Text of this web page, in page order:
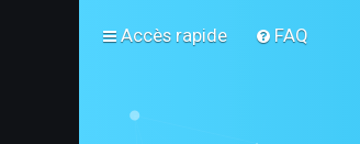
Accès rapide FAQ